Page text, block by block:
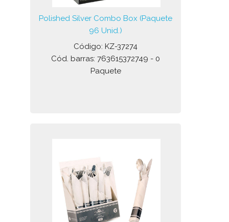
Polished Silver Combo Box (Paquete
96 Unid.)
Código: KZ-37274
Cód. barras: 763615372749 - 0
Paquete